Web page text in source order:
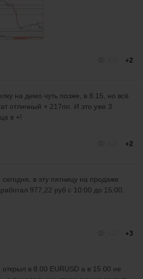
+2
на демо чуть позже, в 8.15, но всё
отличный + 217пп. И это уже 3
в +!
+2
сегодня, в эту пятницу на продаже
977,22 руб с 10:00 до 15:00.
+3
открыл в 8.00 EURUSD а в 15.00 не